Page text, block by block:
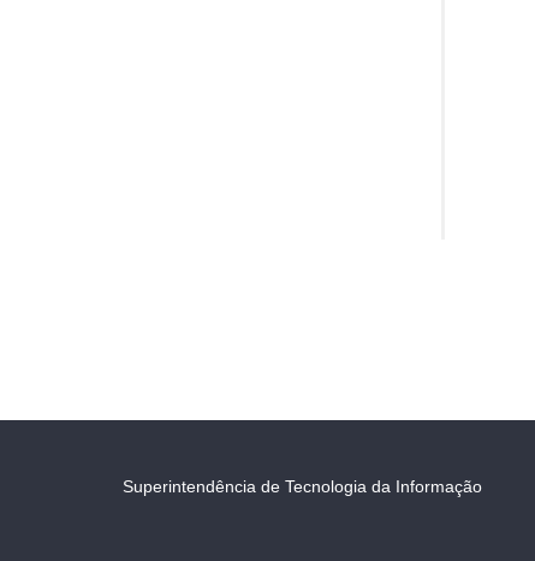
Superintendência de Tecnologia da Informação